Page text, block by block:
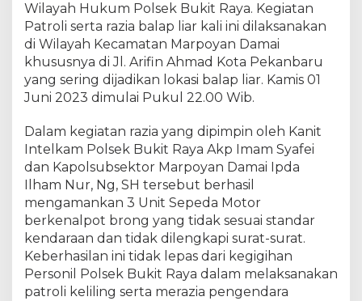
m
a
n
k
a
P
o
l
s
e
B
u
k
i
t
Wilayah Hukum Polsek Bukit Raya. Kegiatan
Patroli serta razia balap liar kali ini dilaksanakan
di Wilayah Kecamatan Marpoyan Damai
khususnya di Jl. Arifin Ahmad Kota Pekanbaru
yang sering dijadikan lokasi balap liar. Kamis 01
Juni 2023 dimulai Pukul 22.00 Wib.
Dalam kegiatan razia yang dipimpin oleh Kanit
Intelkam Polsek Bukit Raya Akp Imam Syafei
dan Kapolsubsektor Marpoyan Damai Ipda
Ilham Nur, Ng, SH tersebut berhasil
mengamankan 3 Unit Sepeda Motor
berkenalpot brong yang tidak sesuai standar
kendaraan dan tidak dilengkapi surat-surat.
Keberhasilan ini tidak lepas dari kegigihan
Personil Polsek Bukit Raya dalam melaksanakan
patroli keliling serta merazia pengendara